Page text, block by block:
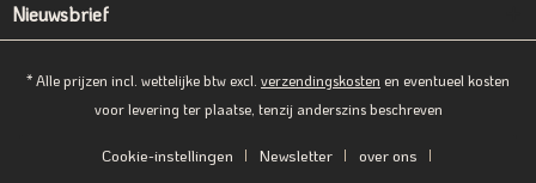
Nieuwsbrief
* Alle prijzen incl. wettelijke btw excl. verzendingskosten en eventueel kosten
voor levering ter plaatse, tenzij anderszins beschreven
Cookie-instellingen Newsletter
over ons